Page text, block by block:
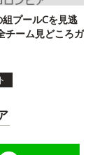
プールCを見逃
チーム見どころガ